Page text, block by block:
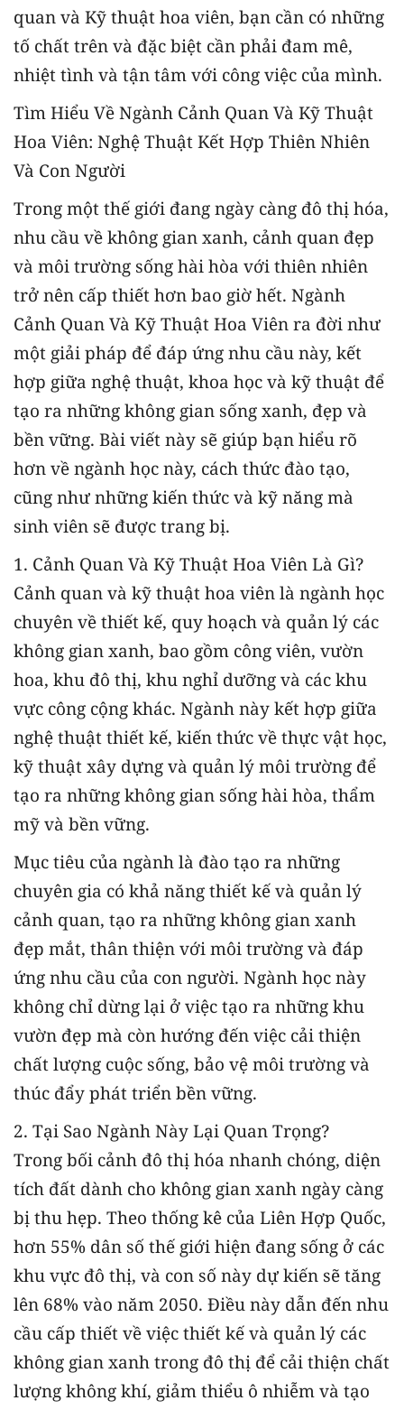
quan và Kỹ thuật hoa viên, bạn cần có những
tố chất trên và đặc biệt cần phải đam mê,
nhiệt tình và tận tâm với công việc của mình.
Tìm Hiểu Về Ngành Cảnh Quan Và Kỹ Thuật
Hoa Viên: Nghệ Thuật Kết Hợp Thiên Nhiên
Và Con Người
Trong một thế giới đang ngày càng đô thị hóa,
nhu cầu về không gian xanh, cảnh quan đẹp
và môi trường sống hài hòa với thiên nhiên
trở nên cấp thiết hơn bao giờ hết. Ngành
Cảnh Quan Và Kỹ Thuật Hoa Viên ra đời như
một giải pháp để đáp ứng nhu cầu này, kết
hợp giữa nghệ thuật, khoa học và kỹ thuật để
tạo ra những không gian sống xanh, đẹp và
bền vững. Bài viết này sẽ giúp bạn hiểu rõ
hơn về ngành học này, cách thức đào tạo,
cũng như những kiến thức và kỹ năng mà
sinh viên sẽ được trang bị.
1. Cảnh Quan Và Kỹ Thuật Hoa Viên Là Gì?
Cảnh quan và kỹ thuật hoa viên là ngành học
chuyên về thiết kế, quy hoạch và quản lý các
không gian xanh, bao gồm công viên, vườn
hoa, khu đô thị, khu nghỉ dưỡng và các khu
vực công cộng khác. Ngành này kết hợp giữa
nghệ thuật thiết kế, kiến thức về thực vật học,
kỹ thuật xây dựng và quản lý môi trường để
tạo ra những không gian sống hài hòa, thẩm
mỹ và bền vững.
Mục tiêu của ngành là đào tạo ra những
chuyên gia có khả năng thiết kế và quản lý
cảnh quan, tạo ra những không gian xanh
đẹp mắt, thân thiện với môi trường và đáp
ứng nhu cầu của con người. Ngành học này
không chỉ dừng lại ở việc tạo ra những khu
vườn đẹp mà còn hướng đến việc cải thiện
chất lượng cuộc sống, bảo vệ môi trường và
thúc đẩy phát triển bền vững.
2. Tại Sao Ngành Này Lại Quan Trọng?
Trong bối cảnh đô thị hóa nhanh chóng, diện
tích đất dành cho không gian xanh ngày càng
bị thu hẹp. Theo thống kê của Liên Hợp Quốc,
hơn 55% dân số thế giới hiện đang sống ở các
khu vực đô thị, và con số này dự kiến sẽ tăng
lên 68% vào năm 2050. Điều này dẫn đến nhu
cầu cấp thiết về việc thiết kế và quản lý các
không gian xanh trong đô thị để cải thiện chất
lượng không khí, giảm thiểu ô nhiễm và tạo